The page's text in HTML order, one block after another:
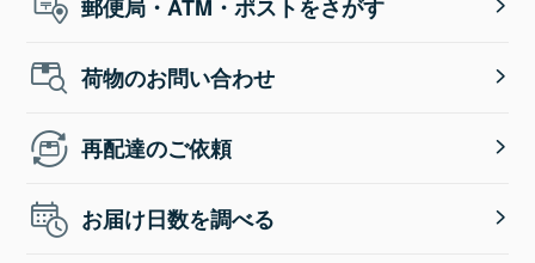
郵便局・ATM・ポストをさがす
荷物のお問い合わせ
再配達のご依頼
お届け日数を調べる